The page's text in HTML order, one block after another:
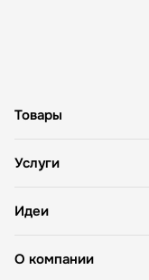
О компании
Товары
Услуги
Идеи